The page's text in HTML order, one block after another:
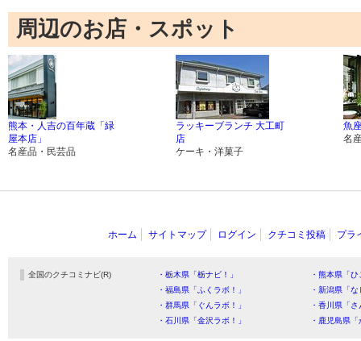
周辺のお店・スポット
熊本・人吉の百年蔵「緑
屋本店」
名産品・民芸品
ラッキーブランチ 大工町
店
ケーキ・洋菓子
魚
名
ホーム サイトマップ ログイン クチコミ投稿 プラ
全国のクチコミナビ(R) ・栃木県「栃ナビ！」
・熊本県「
・福島県「ふくラボ！」
・新潟県「
・群馬県「ぐんラボ！」
・香川県「
・石川県「金沢ラボ！」
・鹿児島県